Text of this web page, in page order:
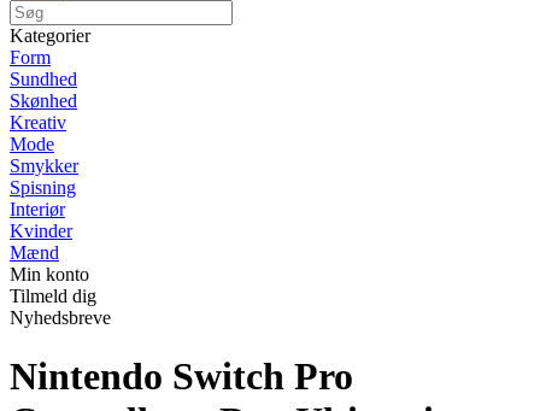
Kategorier
Form
Sundhed
Skønhed
Kreativ
Mode
Smykker
Spisning
Interiør
Kvinder
Mænd
Min konto
Tilmeld dig
Nyhedsbreve
Nintendo Switch Pro